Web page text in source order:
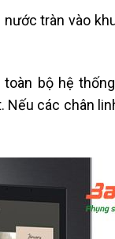
tràn vào
bộ hệ
các chân